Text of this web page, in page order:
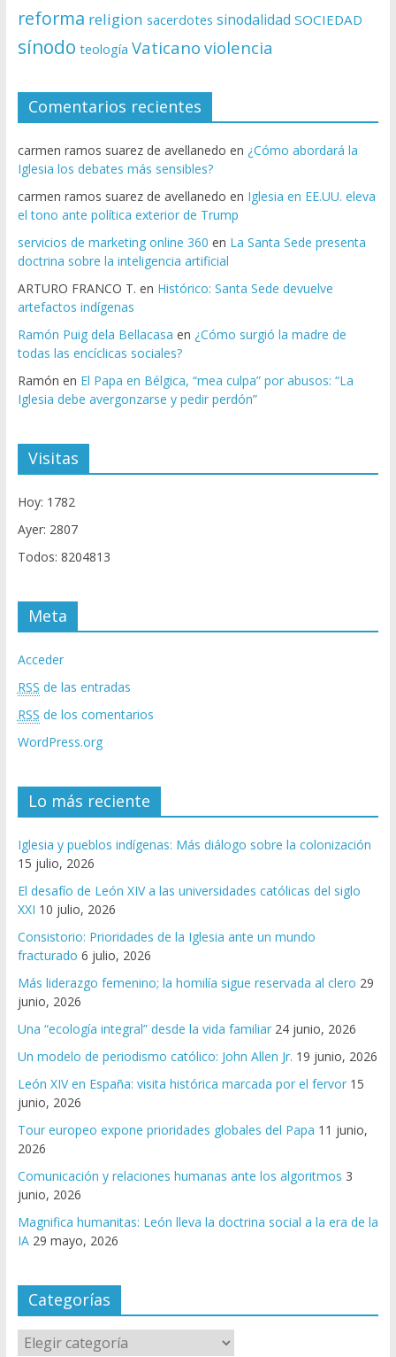
reforma religion sacerdotes sinodalidad SOCIEDAD
sínodo teología Vaticano violencia
Comentarios recientes
carmen ramos suarez de avellanedo en ¿Cómo abordará la
Iglesia los debates más sensibles?
carmen ramos suarez de avellanedo en Iglesia en EE.UU. eleva
el tono ante política exterior de Trump
servicios de marketing online 360 en La Santa Sede presenta
doctrina sobre la inteligencia artificial
ARTURO FRANCO T. en Histórico: Santa Sede devuelve
artefactos indígenas
Ramón Puig dela Bellacasa en ¿Cómo surgió la madre de
todas las encíclicas sociales?
Ramón en El Papa en Bélgica, “mea culpa” por abusos: “La
Iglesia debe avergonzarse y pedir perdón”
Visitas
Hoy: 1782
Ayer: 2807
Todos: 8204813
Meta
Acceder
RSS de las entradas
RSS de los comentarios
WordPress.org
Lo más reciente
Iglesia y pueblos indígenas: Más diálogo sobre la colonización
15 julio, 2026
El desafío de León XIV a las universidades católicas del siglo
XXI 10 julio, 2026
Consistorio: Prioridades de la Iglesia ante un mundo
fracturado 6 julio, 2026
Más liderazgo femenino; la homilía sigue reservada al clero 29
junio, 2026
Una “ecología integral” desde la vida familiar 24 junio, 2026
Un modelo de periodismo católico: John Allen Jr. 19 junio, 2026
León XIV en España: visita histórica marcada por el fervor 15
junio, 2026
Tour europeo expone prioridades globales del Papa 11 junio,
2026
Comunicación y relaciones humanas ante los algoritmos 3
junio, 2026
Magnifica humanitas: León lleva la doctrina social a la era de la
IA 29 mayo, 2026
Categorías